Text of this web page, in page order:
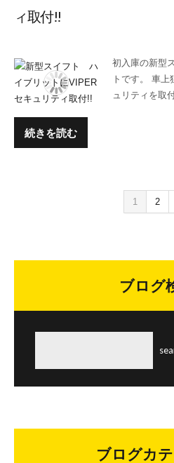
ィ取付!!
初入庫の新型
トです。 車
ュリティを取
続きを読む
1 2
ブログ
ブログカ